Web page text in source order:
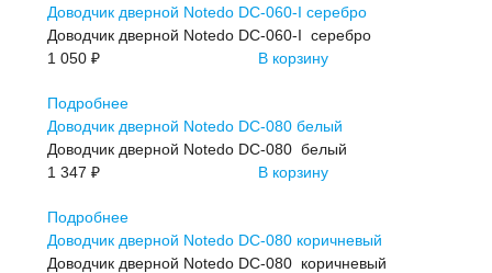
Доводчик дверной Notedo DC-060-I серебро
Доводчик дверной Notedo DC-060-I серебро
1 050 ₽
В корзину
Подробнее
Доводчик дверной Notedo DC-080 белый
Доводчик дверной Notedo DC-080 белый
1 347 ₽
В корзину
Подробнее
Доводчик дверной Notedo DC-080 коричневый
Доводчик дверной Notedo DC-080 коричневый